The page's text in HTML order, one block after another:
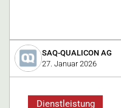
SAQ-QUALICON AG
27. Januar 2026
Dienstleistung